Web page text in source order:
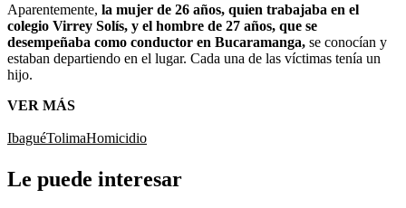
Aparentemente, la mujer de 26 años, quien trabajaba en el
colegio Virrey Solís, y el hombre de 27 años, que se
desempeñaba como conductor en Bucaramanga, se conocían y
estaban departiendo en el lugar. Cada una de las víctimas tenía un
hijo.
VER MÁS
IbaguéTolimaHomicidio
Le puede interesar